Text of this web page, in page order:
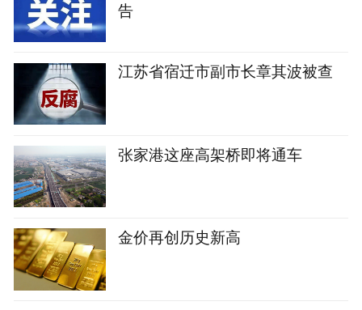
告
江苏省宿迁市副市长章其波被查
张家港这座高架桥即将通车
金价再创历史新高